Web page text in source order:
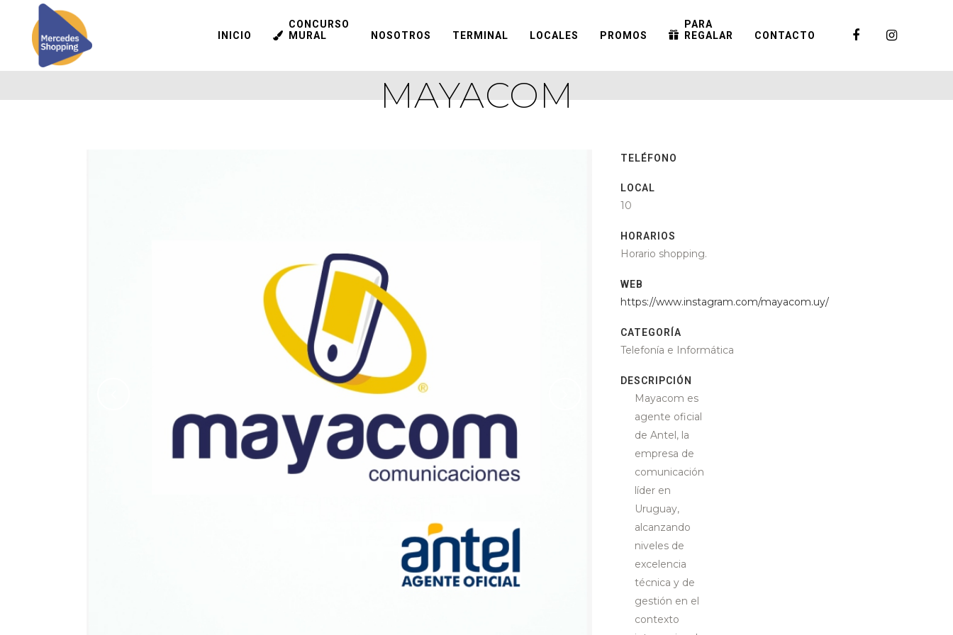
INICIO
CONCURSO
MURAL
NOSOTROS TERMINAL LOCALES PROMOS
PARA
REGALAR
CONTACTO
MAYACOM
TELÉFONO
LOCAL
10
HORARIOS
Horario shopping.
WEB
https://www.instagram.com/mayacom.uy/
CATEGORÍA
Telefonía e Informática
DESCRIPCIÓN
Mayacom es
agente oficial
de Antel, la
empresa de
comunicación
líder en
Uruguay,
alcanzando
niveles de
excelencia
técnica y de
gestión en el
contexto